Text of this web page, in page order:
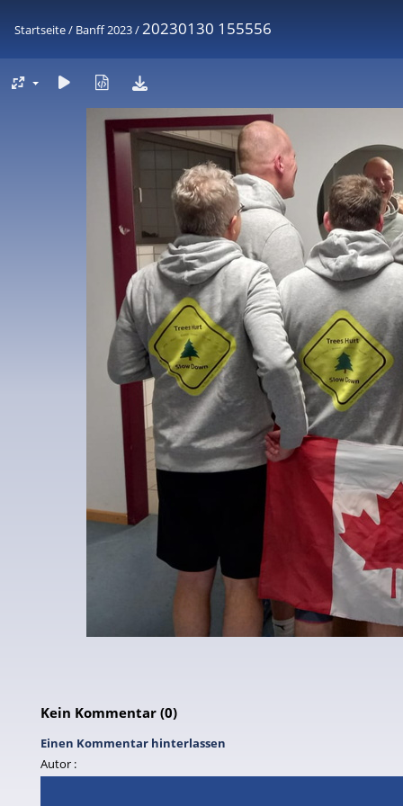
Startseite/ Banff 2023/20230130 155556
Kein Kommentar (0)
Einen Kommentar hinterlassen
Autor :